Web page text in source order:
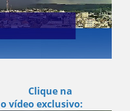
Clique na
vídeo exclusivo: